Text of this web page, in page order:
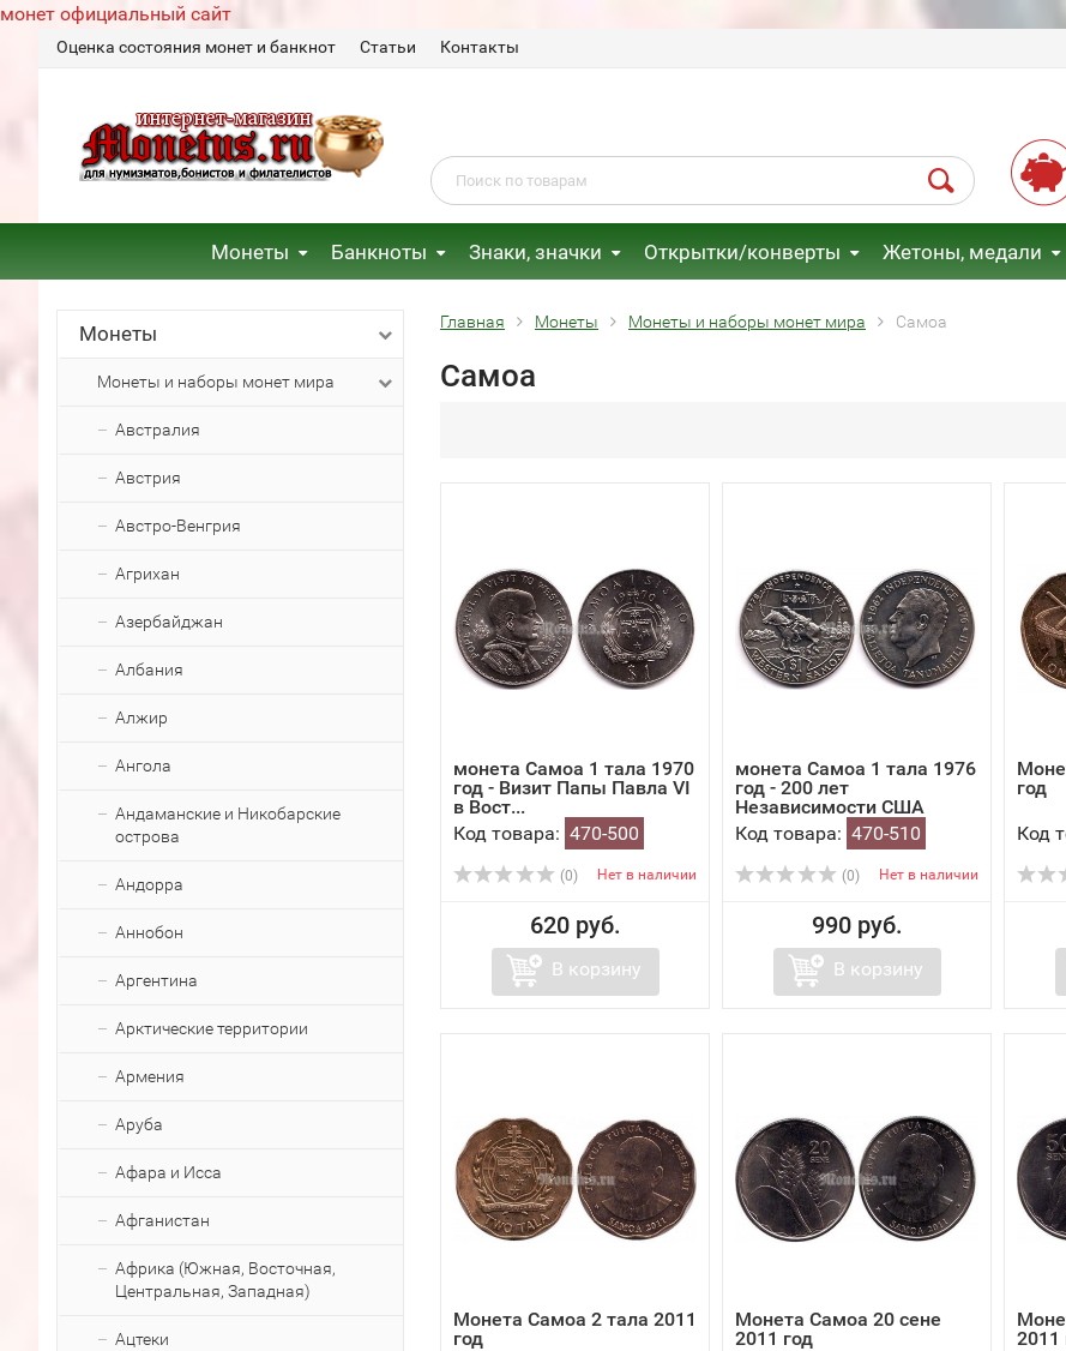
монет официальный сайт
Оценка состояния монет и банкнот Статьи Контакты
Монеты Банкноты Знаки, значки Открытки/конверты Жетоны, медали
Монеты
Монеты и наборы монет мира
Австралия
Австрия
Австро-Венгрия
Агрихан
Азербайджан
Албания
Алжир
Ангола
Андаманские и Никобарские
острова
Андорра
Аннобон
Аргентина
Арктические территории
Армения
Аруба
Афара и Исса
Афганистан
Африка (Южная, Восточная,
Центральная, Западная)
Ацтеки
Главная Монеты Монеты и наборы монет мира Самоа
Самоа
монета Самоа 1 тала 1970
год - Визит Папы Павла VI
в Вост...
Код товара: 470-500
(0) Нет в наличии
620 руб.
В корзину
монета Самоа 1 тала 1976
год - 200 лет
Независимости США
Код товара: 470-510
(0) Нет в наличии
990 руб.
В корзину
год
Код
Монета Самоа 2 тала 2011
год
Монета Самоа 20 сене
2011 год
2011